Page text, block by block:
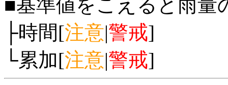
■基準値をこえると雨量
├時間[注意|警戒]
└累加[注意|警戒]